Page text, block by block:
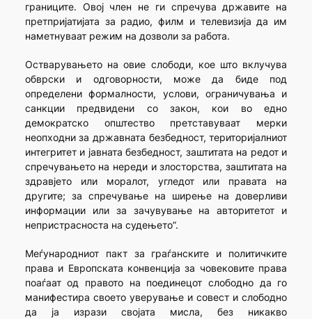
границите. Овој член не ги спречува државите на
претпријатијата за радио, филм и телевизија да им
наметнуваат режим на дозволи за работа.
Остварувањето на овие слободи, кое што вклучува
обврски и одговорности, може да биде под
определени формалности, услови, ограничувања и
санкции предвидени со закон, кои во едно
демократско општество претставуваат мерки
неопходни за државната безбедност, територијалниот
интегритет и јавната безбедност, заштитата на редот и
спречувањето на нереди и злосторства, заштитата на
здравјето или моралот, угледот или правата на
другите; за спречување на ширење на доверливи
информации или за зачувување на авторитетот и
непристрасноста на судењето”.
Меѓународниот пакт за граѓанските и политичките
права и Европската конвенција за човековите права
поаѓаат од правото на поединецот слободно да го
манифестира своето уверување и совест и слободно
да ја изрази својата мисла, без никакво